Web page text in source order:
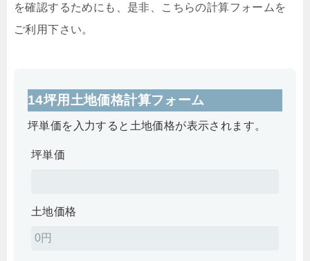
を確認するためにも、是非、こちらの計算フォームを
ご利用下さい。
14坪用土地価格計算フォーム
坪単価を入力すると土地価格が表示されます。
坪単価
土地価格